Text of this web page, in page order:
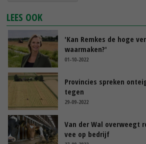
LEES OOK
'Kan Remkes de hoge
waarmaken?'
01-10-2022
Provincies spreken
tegen
29-09-2022
Van der Wal overweegt
vee op bedrijf